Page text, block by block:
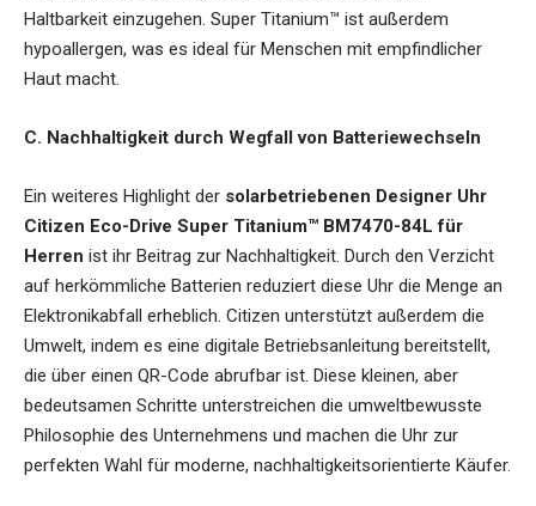
Haltbarkeit einzugehen. Super Titanium™ ist außerdem
hypoallergen, was es ideal für Menschen mit empfindlicher
Haut macht.
C. Nachhaltigkeit durch Wegfall von Batteriewechseln
Ein weiteres Highlight der solarbetriebenen Designer Uhr
Citizen Eco-Drive Super Titanium™ BM7470-84L für
Herren ist ihr Beitrag zur Nachhaltigkeit. Durch den Verzicht
auf herkömmliche Batterien reduziert diese Uhr die Menge an
Elektronikabfall erheblich. Citizen unterstützt außerdem die
Umwelt, indem es eine digitale Betriebsanleitung bereitstellt,
die über einen QR-Code abrufbar ist. Diese kleinen, aber
bedeutsamen Schritte unterstreichen die umweltbewusste
Philosophie des Unternehmens und machen die Uhr zur
perfekten Wahl für moderne, nachhaltigkeitsorientierte Käufer.